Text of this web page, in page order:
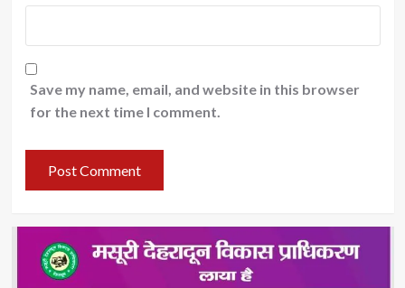
Save my name, email, and website in this browser
for the next time I comment.